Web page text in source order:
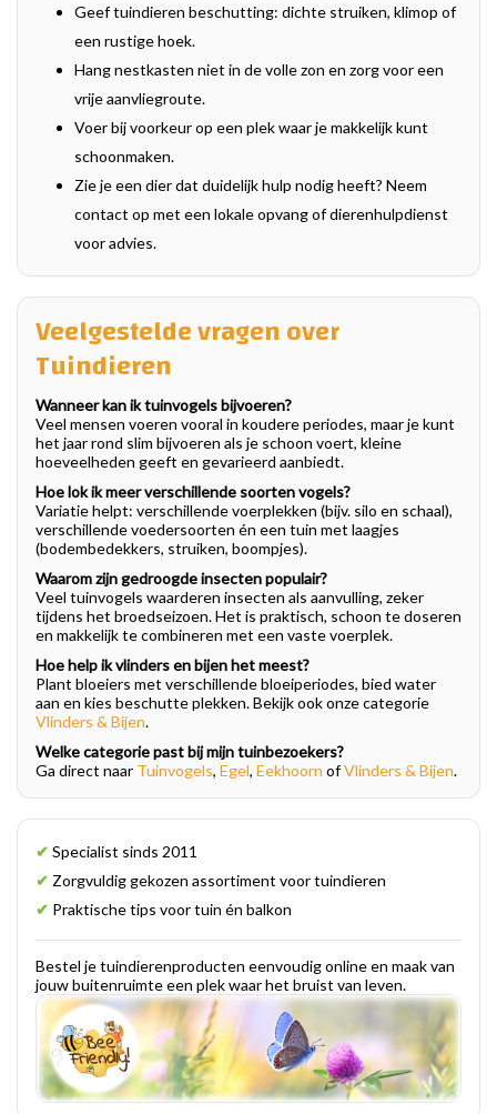
Geef tuindieren beschutting: dichte struiken, klimop of
een rustige hoek.
Hang nestkasten niet in de volle zon en zorg voor een
vrije aanvliegroute.
Voer bij voorkeur op een plek waar je makkelijk kunt
schoonmaken.
Zie je een dier dat duidelijk hulp nodig heeft? Neem
contact op met een lokale opvang of dierenhulpdienst
voor advies.
Veelgestelde vragen over
Tuindieren
Wanneer kan ik tuinvogels bijvoeren?
Veel mensen voeren vooral in koudere periodes, maar je kunt
het jaar rond slim bijvoeren als je schoon voert, kleine
hoeveelheden geeft en gevarieerd aanbiedt.
Hoe lok ik meer verschillende soorten vogels?
Variatie helpt: verschillende voerplekken (bijv. silo en schaal),
verschillende voedersoorten én een tuin met laagjes
(bodembedekkers, struiken, boompjes).
Waarom zijn gedroogde insecten populair?
Veel tuinvogels waarderen insecten als aanvulling, zeker
tijdens het broedseizoen. Het is praktisch, schoon te doseren
en makkelijk te combineren met een vaste voerplek.
Hoe help ik vlinders en bijen het meest?
Plant bloeiers met verschillende bloeiperiodes, bied water
aan en kies beschutte plekken. Bekijk ook onze categorie
Vlinders & Bijen.
Welke categorie past bij mijn tuinbezoekers?
Ga direct naar Tuinvogels, Egel, Eekhoorn ofVlinders & Bijen.
✔ Specialist sinds 2011
✔ Zorgvuldig gekozen assortiment voor tuindieren
✔ Praktische tips voor tuin én balkon
Bestel je tuindierenproducten eenvoudig online en maak van
jouw buitenruimte een plek waar het bruist van leven.